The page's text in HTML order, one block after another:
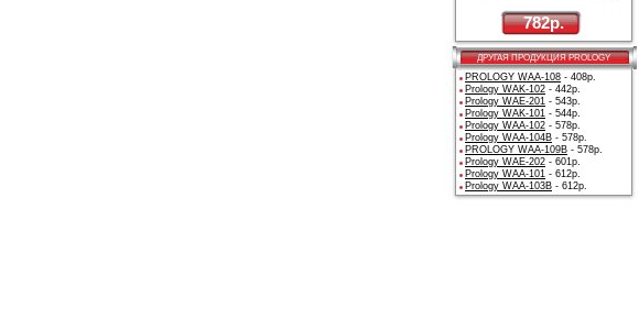
782р.
ДРУГАЯ ПРОДУКЦИЯ PROLOGY
PROLOGY WAA-108 - 408р.
Prology WAK-102 - 442р.
Prology WAE-201 - 543р.
Prology WAK-101 - 544р.
Prology WAA-102 - 578р.
Prology WAA-104B - 578р.
PROLOGY WAA-109B - 578р.
Prology WAE-202 - 601р.
Prology WAA-101 - 612р.
Prology WAA-103B - 612р.